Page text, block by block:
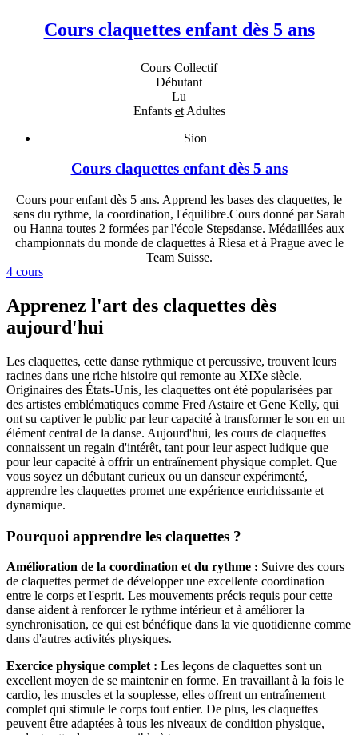
Cours claquettes enfant dès 5 ans
Cours Collectif
Débutant
Lu
Enfants etAdultes
Sion
Cours claquettes enfant dès 5 ans
Cours pour enfant dès 5 ans. Apprend les bases des claquettes, le
sens du rythme, la coordination, l'équilibre.Cours donné par Sarah
ou Hanna toutes 2 formées par l'école Stepsdanse. Médaillées aux
championnats du monde de claquettes à Riesa et à Prague avec le
Team Suisse.
4 cours
Apprenez l'art des claquettes dès
aujourd'hui
Les claquettes, cette danse rythmique et percussive, trouvent leurs
racines dans une riche histoire qui remonte au XIXe siècle.
Originaires des États-Unis, les claquettes ont été popularisées par
des artistes emblématiques comme Fred Astaire et Gene Kelly, qui
ont su captiver le public par leur capacité à transformer le son en un
élément central de la danse. Aujourd'hui, les cours de claquettes
connaissent un regain d'intérêt, tant pour leur aspect ludique que
pour leur capacité à offrir un entraînement physique complet. Que
vous soyez un débutant curieux ou un danseur expérimenté,
apprendre les claquettes promet une expérience enrichissante et
dynamique.
Pourquoi apprendre les claquettes ?
Amélioration de la coordination et du rythme : Suivre des cours
de claquettes permet de développer une excellente coordination
entre le corps et l'esprit. Les mouvements précis requis pour cette
danse aident à renforcer le rythme intérieur et à améliorer la
synchronisation, ce qui est bénéfique dans la vie quotidienne comme
dans d'autres activités physiques.
Exercice physique complet : Les leçons de claquettes sont un
excellent moyen de se maintenir en forme. En travaillant à la fois le
cardio, les muscles et la souplesse, elles offrent un entraînement
complet qui stimule le corps tout entier. De plus, les claquettes
peuvent être adaptées à tous les niveaux de condition physique,